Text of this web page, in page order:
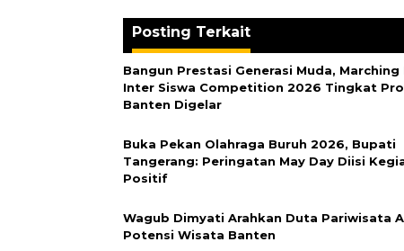
Posting Terkait
Bangun Prestasi Generasi Muda, Marching
Inter Siswa Competition 2026 Tingkat
Banten Digelar
Buka Pekan Olahraga Buruh 2026, Bupati
Tangerang: Peringatan May Day Diisi
Positif
Wagub Dimyati Arahkan Duta Pariwisata
Potensi Wisata Banten